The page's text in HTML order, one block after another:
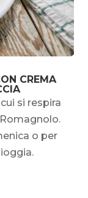
CREMA
si respira
o per